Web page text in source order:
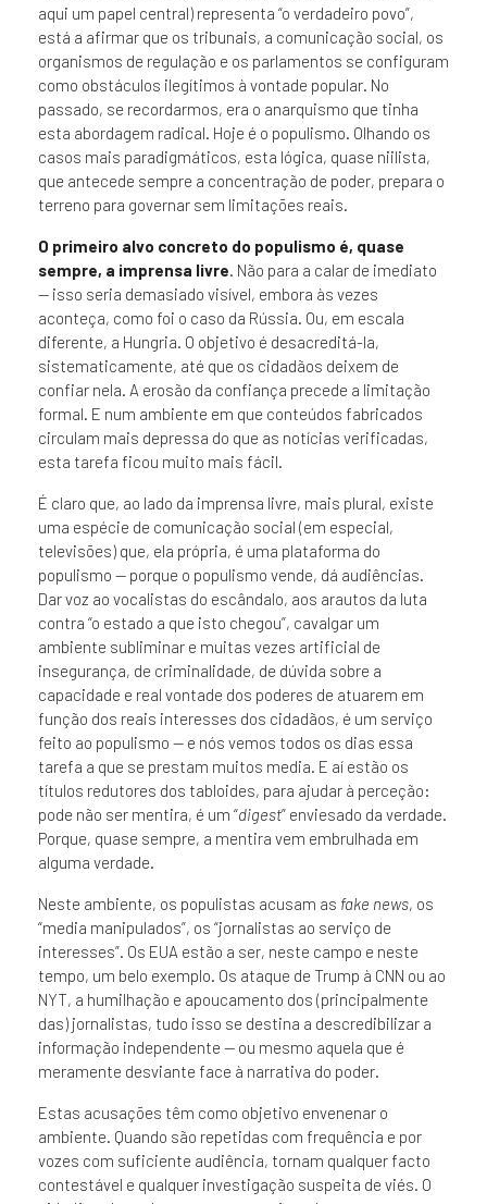
aqui um papel central) representa “o verdadeiro povo”,
está a afirmar que os tribunais, a comunicação social, os
organismos de regulação e os parlamentos se configuram
como obstáculos ilegítimos à vontade popular. No
passado, se recordarmos, era o anarquismo que tinha
esta abordagem radical. Hoje é o populismo. Olhando os
casos mais paradigmáticos, esta lógica, quase niilista,
que antecede sempre a concentração de poder, prepara o
terreno para governar sem limitações reais.
O primeiro alvo concreto do populismo é, quase
sempre, a imprensa livre. Não para a calar de imediato
— isso seria demasiado visível, embora às vezes
aconteça, como foi o caso da Rússia. Ou, em escala
diferente, a Hungria. O objetivo é desacreditá-la,
sistematicamente, até que os cidadãos deixem de
confiar nela. A erosão da confiança precede a limitação
formal. E num ambiente em que conteúdos fabricados
circulam mais depressa do que as notícias verificadas,
esta tarefa ficou muito mais fácil.
É claro que, ao lado da imprensa livre, mais plural, existe
uma espécie de comunicação social (em especial,
televisões) que, ela própria, é uma plataforma do
populismo — porque o populismo vende, dá audiências.
Dar voz ao vocalistas do escândalo, aos arautos da luta
contra “o estado a que isto chegou”, cavalgar um
ambiente subliminar e muitas vezes artificial de
insegurança, de criminalidade, de dúvida sobre a
capacidade e real vontade dos poderes de atuarem em
função dos reais interesses dos cidadãos, é um serviço
feito ao populismo — e nós vemos todos os dias essa
tarefa a que se prestam muitos media. E aí estão os
títulos redutores dos tabloides, para ajudar à perceção:
pode não ser mentira, é um “digest” enviesado da verdade.
Porque, quase sempre, a mentira vem embrulhada em
alguma verdade.
Neste ambiente, os populistas acusam as fake news, os
“media manipulados”, os “jornalistas ao serviço de
interesses”. Os EUA estão a ser, neste campo e neste
tempo, um belo exemplo. Os ataque de Trump à CNN ou ao
NYT, a humilhação e apoucamento dos (principalmente
das) jornalistas, tudo isso se destina a descredibilizar a
informação independente — ou mesmo aquela que é
meramente desviante face à narrativa do poder.
Estas acusações têm como objetivo envenenar o
ambiente. Quando são repetidas com frequência e por
vozes com suficiente audiência, tornam qualquer facto
contestável e qualquer investigação suspeita de viés. O